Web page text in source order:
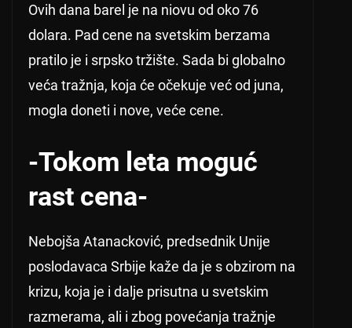
Ovih dana barel je na niovu od oko 76
dolara. Pad cene na svetskim berzama
pratilo je i srpsko tržište. Sada bi globalno
veća tražnja, koja će očekuje već od juna,
mogla doneti i nove, veće cene.
-Tokom leta moguć
rast cena-
Nebojša Atanacković, predsednik Unije
poslodavaca Srbije kaže da je s obzirom na
krizu, koja je i dalje prisutna u svetskim
razmerama, ali i zbog povećanja tražnje